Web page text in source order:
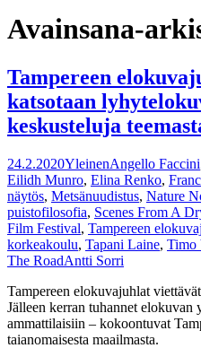
Avainsana-
Tampereen
katsotaan
keskusteluja
24.2.2020YleinenAngello Faccini
Eilidh Munro, Elina Renko,
näytös, Metsänuudistus, Nature
puistofilosofia, Scenes From A
Film Festival, Tampereen
korkeakoulu, Tapani Laine, Timo
The RoadAntti Sorri
Tampereen elokuvajuhlat
Jälleen kerran tuhannet elokuvan
ammattilaisiin – kokoontuvat
taianomaisesta maailmasta.